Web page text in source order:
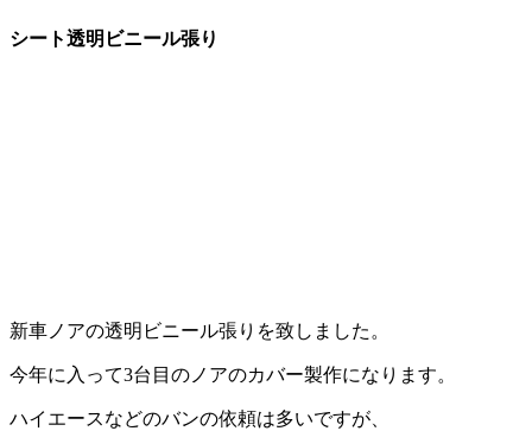
シート透明ビニール張り
新車ノアの透明ビニール張りを致しました。
今年に入って3台目のノアのカバー製作になります。
ハイエースなどのバンの依頼は多いですが、